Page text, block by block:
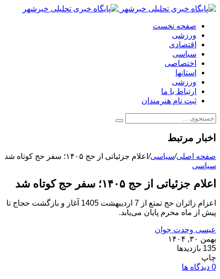
صفحه نخست
ورزشی
اقتصادی
سیاسی
اختصاصی
استانها
ورزشی
ارتباط با ما
ثبت نام هنرمندان
اخبار مرتبط
صفحه اصلی/سیاسی/اعلام جزئیاتی از حج ۱۴۰۵؛ سفر حج کوتاه شد
سیاسی
اعلام جزئیاتی از حج ۱۴۰۵؛ سفر حج کوتاه شد
اعزام زائران حج تمتع از 7 اردیبهشت 1405 آغاز و بازگشت حجاج تا
پیش از ماه محرم پایان می‌یابد.
عیسی وحدت جوان
بهمن ۳۰, ۱۴۰۴
135 بازدیدها
چاپ
0 دیدگاه ها